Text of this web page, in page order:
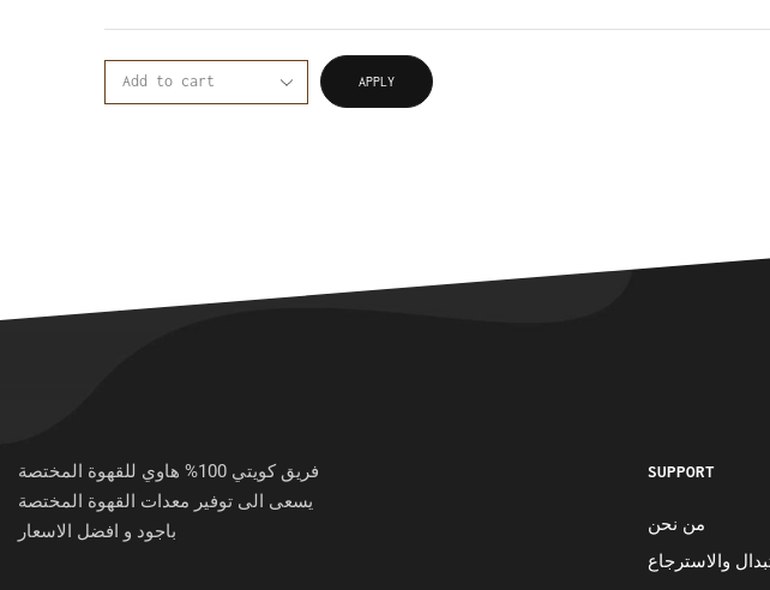
APPLY
فريق كويتي 100% هاوي للقهوة المختصة
يسعى الى توفير معدات القهوة المختصة
باجود و افضل الاسعار
SUPPORT
من نحن
والاسترجاع